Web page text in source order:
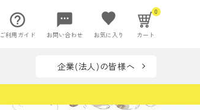
help_outline
ご利用ガイド
sms
お問い合わせ お気に入り
0
カート
企業(法人)の皆様へ